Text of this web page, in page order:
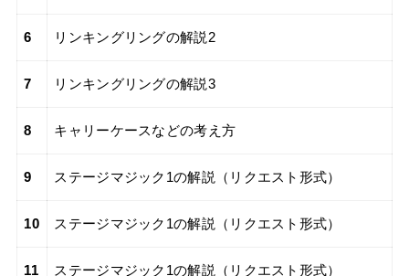
6 リンキングリングの解説2
7 リンキングリングの解説3
8 キャリーケースなどの考え方
9 ステージマジック1の解説（リクエスト形式）
10 ステージマジック1の解説（リクエスト形式）
11 ステージマジック1の解説（リクエスト形式）